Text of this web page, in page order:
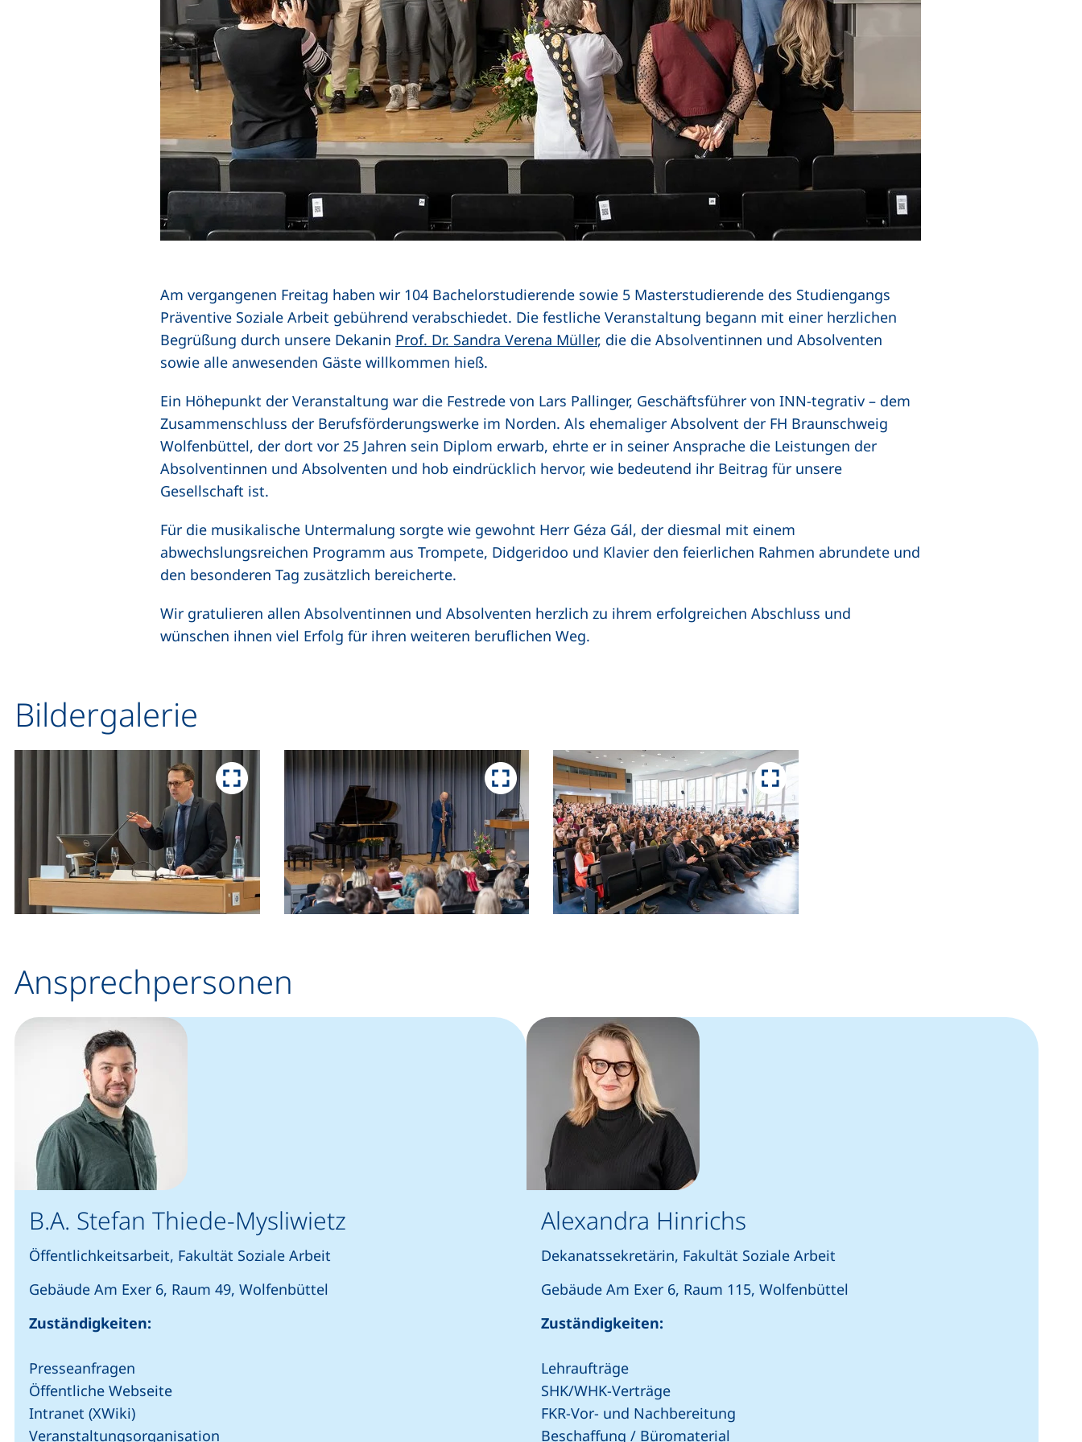
Am vergangenen Freitag haben wir 104 Bachelorstudierende sowie 5 Masterstudierende des Studiengangs
Präventive Soziale Arbeit gebührend verabschiedet. Die festliche Veranstaltung begann mit einer herzlichen
Begrüßung durch unsere Dekanin Prof. Dr. Sandra Verena Müller, die die Absolventinnen und Absolventen
sowie alle anwesenden Gäste willkommen hieß.
Ein Höhepunkt der Veranstaltung war die Festrede von Lars Pallinger, Geschäftsführer von INN-tegrativ – dem
Zusammenschluss der Berufsförderungswerke im Norden. Als ehemaliger Absolvent der FH Braunschweig
Wolfenbüttel, der dort vor 25 Jahren sein Diplom erwarb, ehrte er in seiner Ansprache die Leistungen der
Absolventinnen und Absolventen und hob eindrücklich hervor, wie bedeutend ihr Beitrag für unsere
Gesellschaft ist.
Für die musikalische Untermalung sorgte wie gewohnt Herr Géza Gál, der diesmal mit einem
abwechslungsreichen Programm aus Trompete, Didgeridoo und Klavier den feierlichen Rahmen abrundete und
den besonderen Tag zusätzlich bereicherte.
Wir gratulieren allen Absolventinnen und Absolventen herzlich zu ihrem erfolgreichen Abschluss und
wünschen ihnen viel Erfolg für ihren weiteren beruflichen Weg.
Bildergalerie
Ansprechpersonen
B.A. Stefan Thiede-Mysliwietz
Öffentlichkeitsarbeit, Fakultät Soziale Arbeit
Gebäude Am Exer 6, Raum 49, Wolfenbüttel
Zuständigkeiten:
Presseanfragen
Öffentliche Webseite
Intranet (XWiki)
Veranstaltungsorganisation
Alexandra Hinrichs
Dekanatssekretärin, Fakultät Soziale Arbeit
Gebäude Am Exer 6, Raum 115, Wolfenbüttel
Zuständigkeiten:
Lehraufträge
SHK/WHK-Verträge
FKR-Vor- und Nachbereitung
Beschaffung / Büromaterial